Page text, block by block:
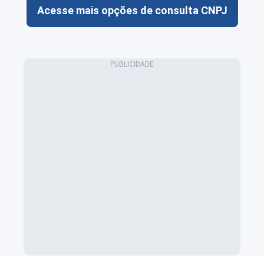
Acesse mais opções de consulta CNPJ